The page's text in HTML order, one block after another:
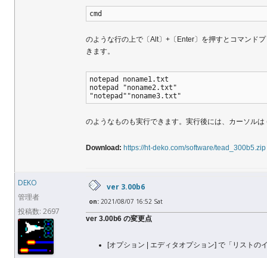
cmd
のような行の上で〔Alt〕+〔Enter〕を押すとコマンド
きます。
notepad noname1.txt
notepad "noname2.txt"
"notepad""noname3.txt"
のようなものも実行できます。実行後には、カーソル
Download: https://ht-deko.com/software/tead_300b5.zip
DEKO
管理者
投稿数: 2697
ver 3.00b6
on: 2021/08/07 16:52 Sat
ver 3.00b6 の変更点
[オプション | エディタオプション] で「リスト